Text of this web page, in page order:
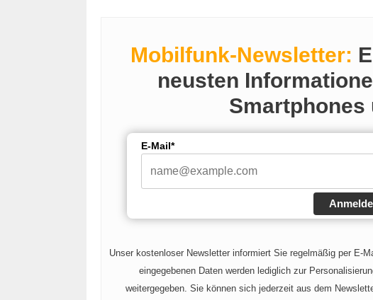
Mobilfunk-Newsletter:
neusten
Smartphones
E-Mail*
Unser kostenloser Newsletter informiert Sie regelmäßig per E-
eingegebenen Daten werden lediglich zur
weitergegeben. Sie können sich jederzeit aus dem